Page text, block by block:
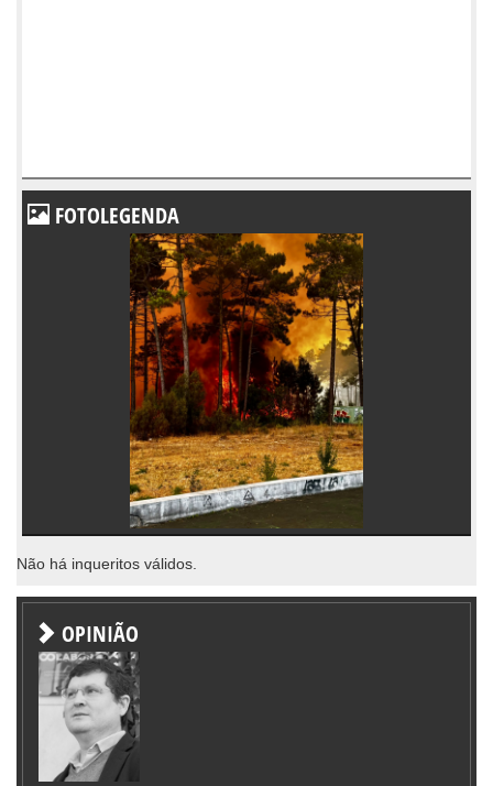
FOTOLEGENDA
Não há inqueritos válidos.
OPINIÃO